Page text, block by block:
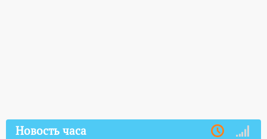
Новость часа